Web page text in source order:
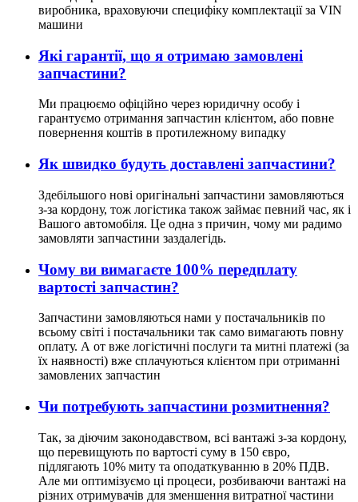
виробника, враховуючи специфіку комплектації за VIN
машини
Які гарантії, що я отримаю замовлені
запчастини?
Ми працюємо офіційно через юридичну особу і
гарантуємо отримання запчастин клієнтом, або повне
повернення коштів в протилежному випадку
Як швидко будуть доставлені запчастини?
Здебільшого нові оригінальні запчастини замовляються
з-за кордону, тож логістика також займає певний час, як і
Вашого автомобіля. Це одна з причин, чому ми радимо
замовляти запчастини заздалегідь.
Чому ви вимагаєте 100% передплату
вартості запчастин?
Запчастини замовляються нами у постачальників по
всьому світі і постачальники так само вимагають повну
оплату. А от вже логістичні послуги та митні платежі (за
їх наявності) вже сплачуються клієнтом при отриманні
замовлених запчастин
Чи потребують запчастини розмитнення?
Так, за діючим законодавством, всі вантажі з-за кордону,
що перевищують по вартості суму в 150 євро,
підлягають 10% миту та оподаткуванню в 20% ПДВ.
Але ми оптимізуємо ці процеси, розбиваючи вантажі на
різних отримувачів для зменшення витратної частини